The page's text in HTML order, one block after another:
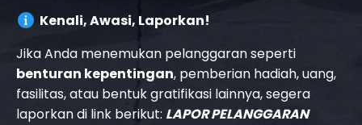
Kenali, Awasi, Laporkan!
Jika Anda menemukan pelanggaran seperti
benturan kepentingan, pemberian hadiah, uang,
fasilitas, atau bentuk gratifikasi lainnya, segera
laporkan di link berikut: LAPOR PELANGGARAN